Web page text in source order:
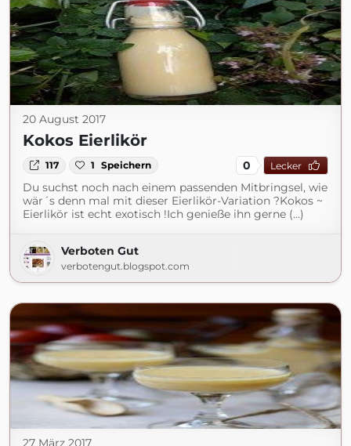
20 August 2017
Kokos Eierlikör
117 1 Speichern 0 Lecker
Du suchst noch nach einem passenden Mitbringsel, wie
wär´s denn mal mit dieser Eierlikör-Variation ?Kokos ~
Eierlikör ist echt exotisch !Ich genieße ihn gerne (...)
Verboten Gut
verbotengut.blogspot.com
27 März 2017